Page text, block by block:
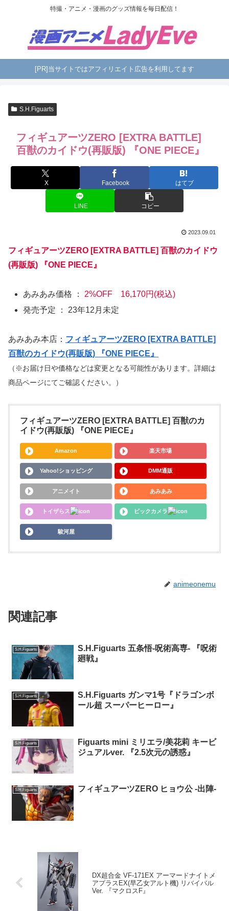
特撮・アニメ・漫画のグッズ情報を毎日配信！
[PR]当サイトではアフィリエイト広告を利用してます
S.H.Figuarts
フィギュアーツZERO [EXTRA BATTLE]
百獣のカイドウ(再販版) 『ONE PIECE』
X Facebook はてブ
LINE コピー
2023.09.01
フィギュアーツZERO [EXTRA BATTLE] 百獣のカイドウ
(再販版) 『ONE PIECE』
あみあみ価格 ： 2%OFF 16,170円(税込)
発売予定 ： 23年12月未定
あみあみ本店： フィギュアーツZERO [EXTRA BATTLE]
百獣のカイドウ(再販版) 『ONE PIECE』
（※お届け日や価格などは変更となる可能性があります。詳細は
商品ページにてご確認ください。）
フィギュアーツZERO [EXTRA BATTLE] 百獣のカ
イドウ(再販版) 『ONE PIECE』
Amazon 楽天市場
Yahoo!ショッピング DMM通販
アニメイト あみあみ
トイザらス ビックカメラ
駿河屋
animeonemu
関連記事
S.H.Figuarts
S.H.Figuarts 五条悟-呪術高専- 『呪術
廻戦』
S.H.Figuarts
S.H.Figuarts ガンマ1号『ドラゴンボ
ール超 スーパーヒーロー』
S.H.Figuarts
Figuarts mini ミリエラ/美花莉 キービ
ジュアルver. 『2.5次元の誘惑』
S.H.Figuarts フィギュアーツZERO ヒョウ公 -出陣-
DX超合金 VF-171EX アーマードナイトメ
アプラスEX(早乙女アルト機) リバイバル
Ver. 『マクロスF』